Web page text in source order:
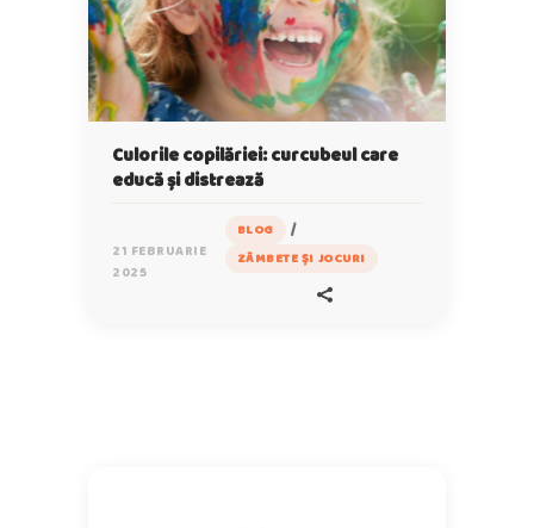
Culorile copilăriei: curcubeul care
educă și distrează
21 FEBRUARIE
2025
BLOG /
ZÂMBETE ȘI JOCURI